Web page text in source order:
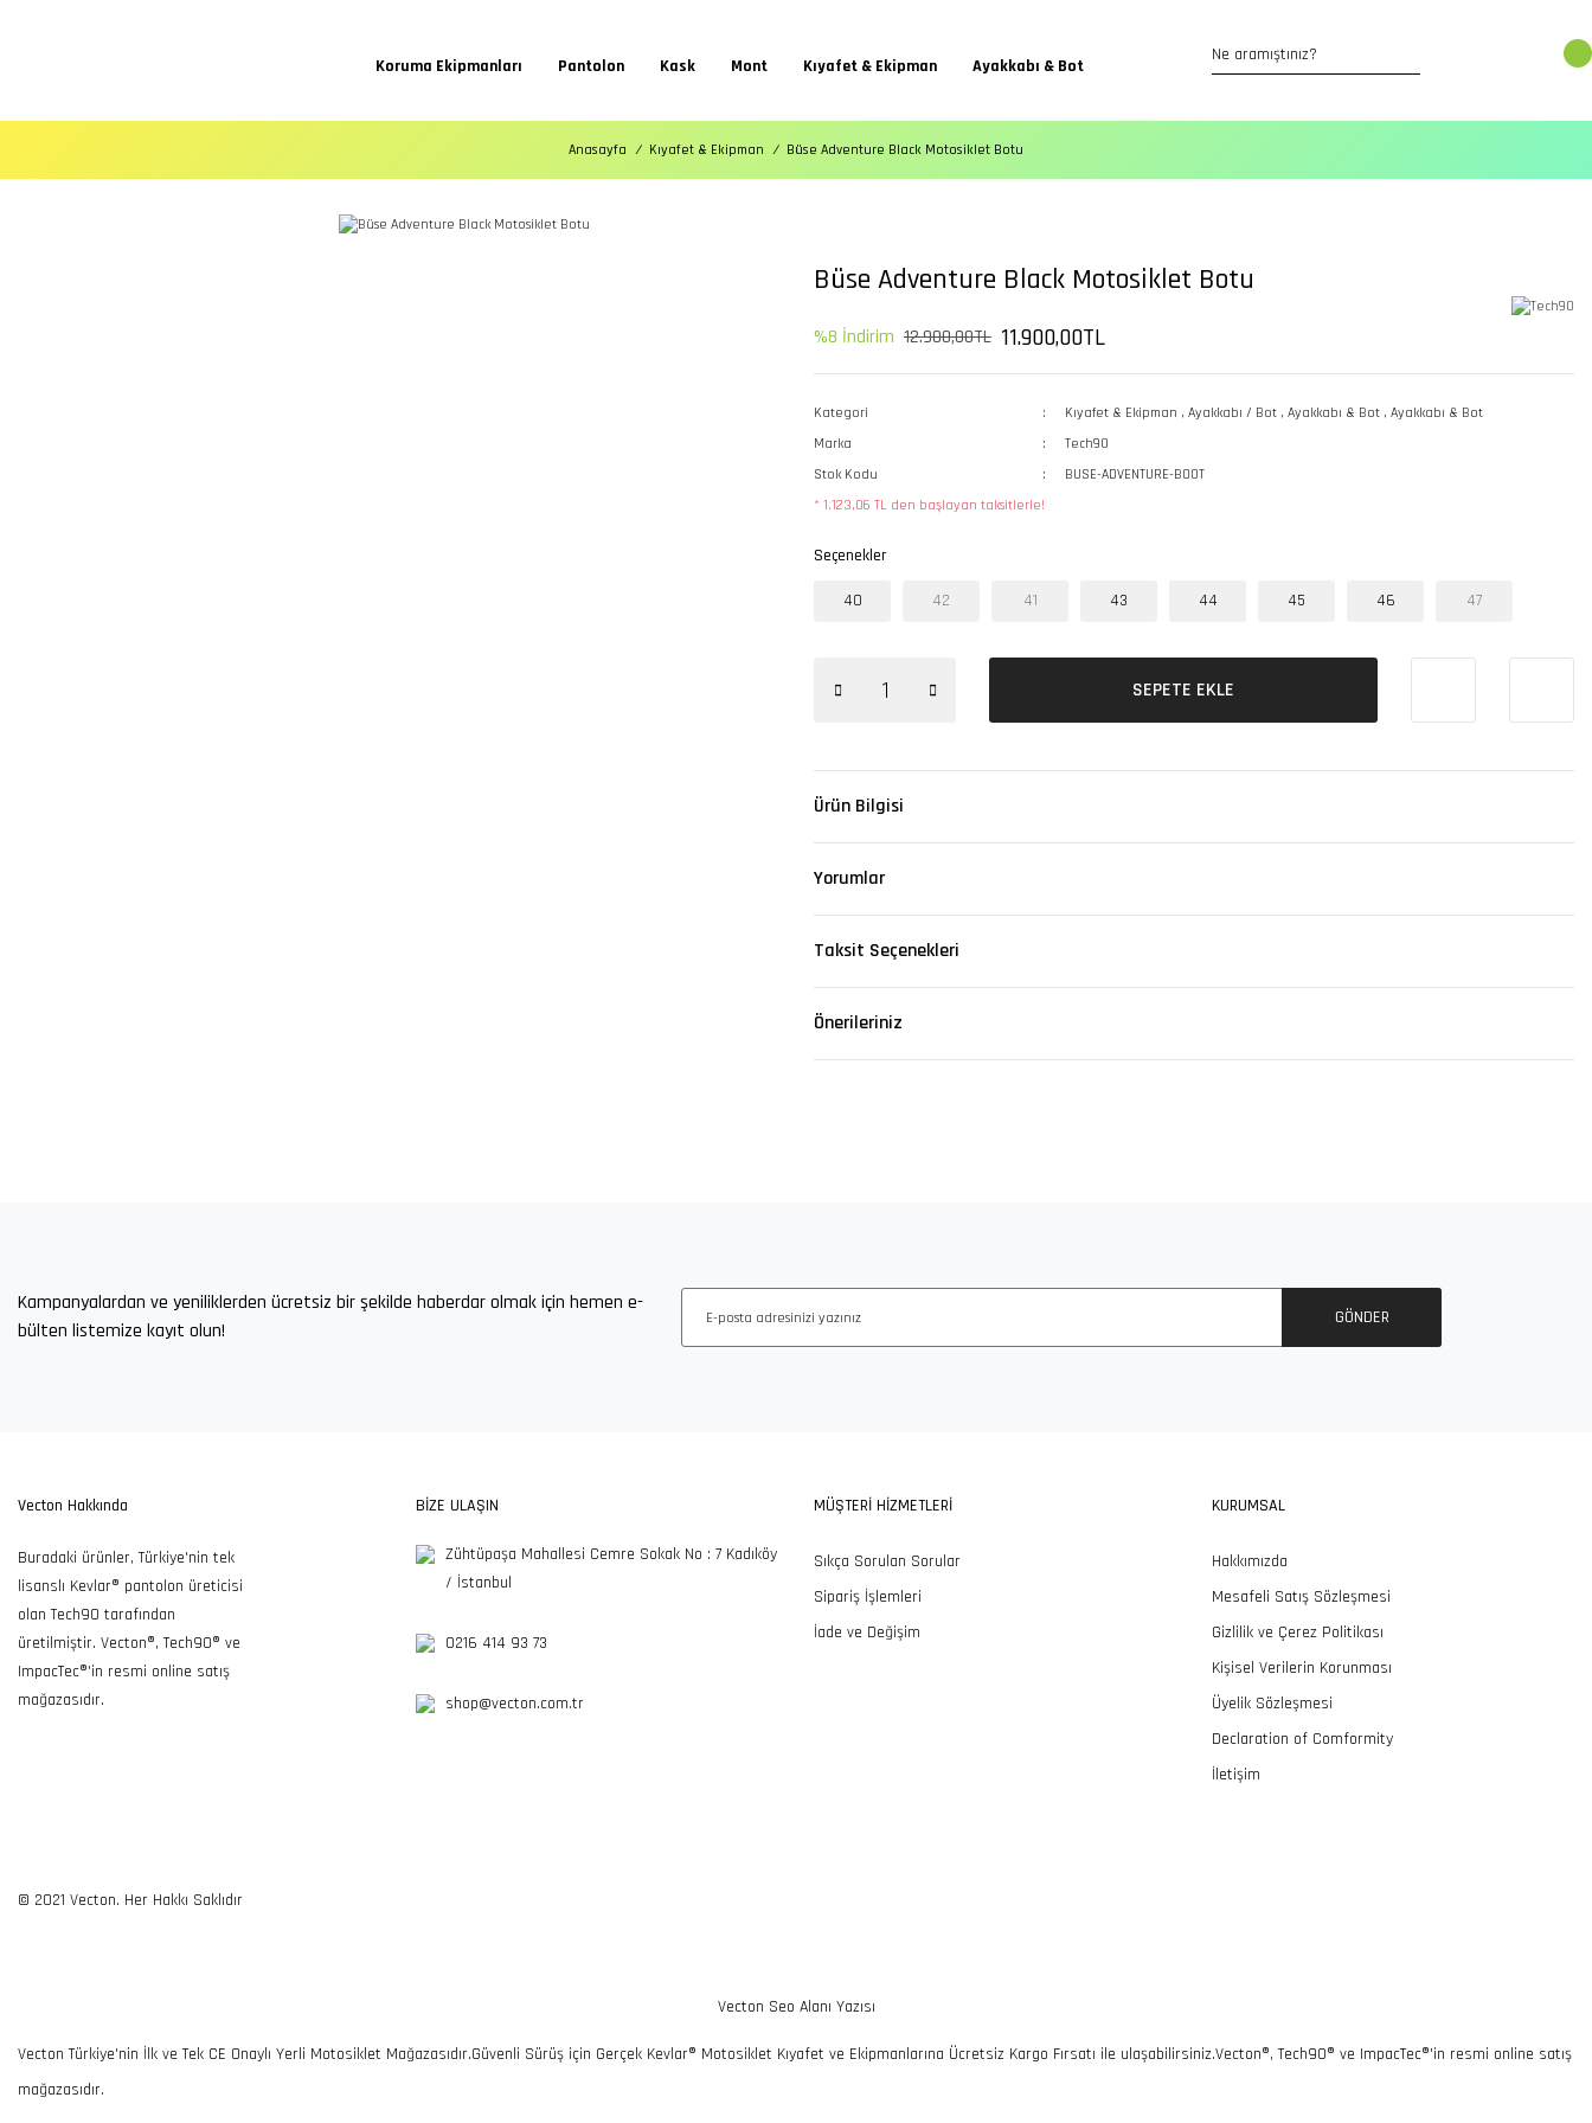
Koruma Ekipmanları Pantolon Kask Mont Kıyafet & Ekipman Ayakkabı & Bot
Anasayfa Kıyafet & Ekipman Büse Adventure Black Motosiklet Botu
Büse Adventure Black Motosiklet Botu
%8 İndirim 12.900,00TL 11.900,00TL
Kategori Kıyafet & Ekipman , Ayakkabı / Bot , Ayakkabı & Bot , Ayakkabı & Bot
Marka
Tech90
Stok Kodu
BUSE-ADVENTURE-BOOT
* 1.123,06 TL den başlayan taksitlerle!
Seçenekler
40 42 41 43 44 45 46 47
SEPETE EKLE
Ürün Bilgisi
Yorumlar
Taksit Seçenekleri
Önerileriniz
Ücretsiz Kargo
Fırsatı
Hattı
Keyfi
Kampanyalardan ve yeniliklerden ücretsiz bir şekilde haberdar olmak için hemen e-
bülten listemize kayıt olun!
GÖNDER
Vecton Hakkında
Buradaki ürünler, Türkiye'nin tek
lisanslı Kevlar® pantolon üreticisi
olan Tech90 tarafından
üretilmiştir. Vecton®, Tech90® ve
ImpacTec®'in resmi online satış
mağazasıdır.
BİZE ULAŞIN
Zühtüpaşa Mahallesi Cemre Sokak No : 7 Kadıköy
/ İstanbul
0216 414 93 73
shop@vecton.com.tr
MÜŞTERİ HİZMETLERİ
Sıkça Sorulan Sorular
Sipariş İşlemleri
İade ve Değişim
KURUMSAL
Hakkımızda
Mesafeli Satış Sözleşmesi
Gizlilik ve Çerez Politikası
Kişisel Verilerin Korunması
Üyelik Sözleşmesi
Declaration of Comformity
İletişim
© 2021 Vecton. Her Hakkı Saklıdır
Vecton Seo Alanı Yazısı
Vecton Türkiye'nin İlk ve Tek CE Onaylı Yerli Motosiklet Mağazasıdır.Güvenli Sürüş için Gerçek Kevlar® Motosiklet Kıyafet ve Ekipmanlarına Ücretsiz Kargo Fırsatı ile ulaşabilirsiniz.Vecton®, Tech90® ve ImpacTec®'in resmi online satış
mağazasıdır.